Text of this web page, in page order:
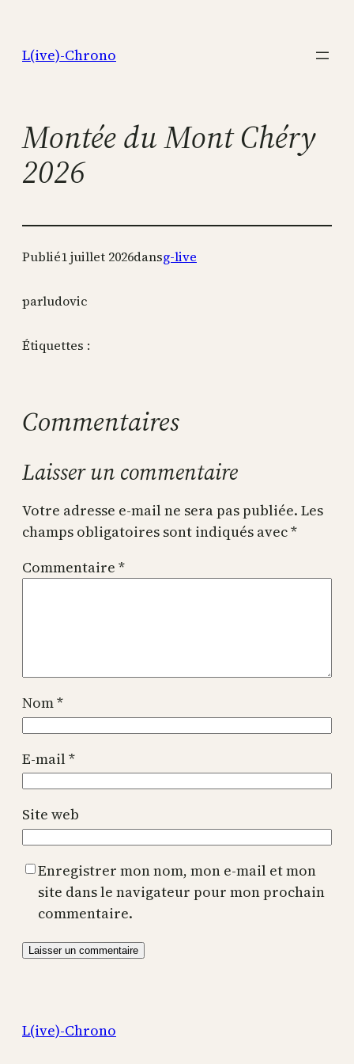
contenu
L(ive)-Chrono
Montée du Mont Chéry
2026
Publié1 juillet 2026dansg-live
parludovic
Étiquettes :
Commentaires
Laisser un commentaire
Votre adresse e-mail ne sera pas publiée. Les
champs obligatoires sont indiqués avec*
Commentaire *
Nom*
E-mail*
Site web
Enregistrer mon nom, mon e-mail et mon
site dans le navigateur pour mon prochain
commentaire.
L(ive)-Chrono